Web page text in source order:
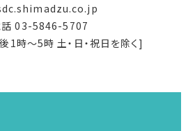
03-5846-5707
時〜5時 土・日・祝日を除く]